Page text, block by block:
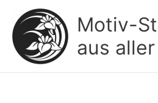
Inhalt
springen
Motiv-
aus